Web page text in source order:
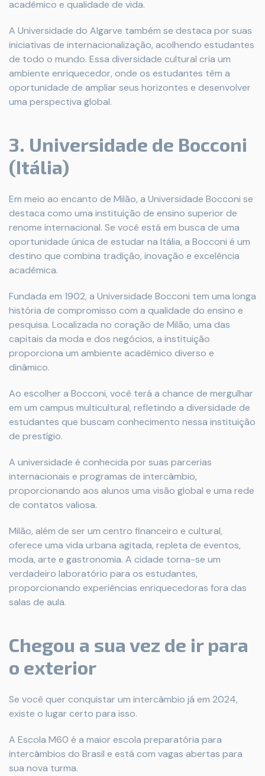
acadêmico e qualidade de vida.
A Universidade do Algarve também se destaca por suas
iniciativas de internacionalização, acolhendo estudantes
de todo o mundo. Essa diversidade cultural cria um
ambiente enriquecedor, onde os estudantes têm a
oportunidade de ampliar seus horizontes e desenvolver
uma perspectiva global.
3. Universidade de Bocconi
(Itália)
Em meio ao encanto de Milão, a Universidade Bocconi se
destaca como uma instituição de ensino superior de
renome internacional. Se você está em busca de uma
oportunidade única de estudar na Itália, a Bocconi é um
destino que combina tradição, inovação e excelência
acadêmica.
Fundada em 1902, a Universidade Bocconi tem uma longa
história de compromisso com a qualidade do ensino e
pesquisa. Localizada no coração de Milão, uma das
capitais da moda e dos negócios, a instituição
proporciona um ambiente acadêmico diverso e
dinâmico.
Ao escolher a Bocconi, você terá a chance de mergulhar
em um campus multicultural, refletindo a diversidade de
estudantes que buscam conhecimento nessa instituição
de prestígio.
A universidade é conhecida por suas parcerias
internacionais e programas de intercâmbio,
proporcionando aos alunos uma visão global e uma rede
de contatos valiosa.
Milão, além de ser um centro financeiro e cultural,
oferece uma vida urbana agitada, repleta de eventos,
moda, arte e gastronomia. A cidade torna-se um
verdadeiro laboratório para os estudantes,
proporcionando experiências enriquecedoras fora das
salas de aula.
Chegou a sua vez de ir para
o exterior
Se você quer conquistar um intercâmbio já em 2024,
existe o lugar certo para isso.
A Escola M60 é a maior escola preparatória para
intercâmbios do Brasil e está com vagas abertas para
sua nova turma.